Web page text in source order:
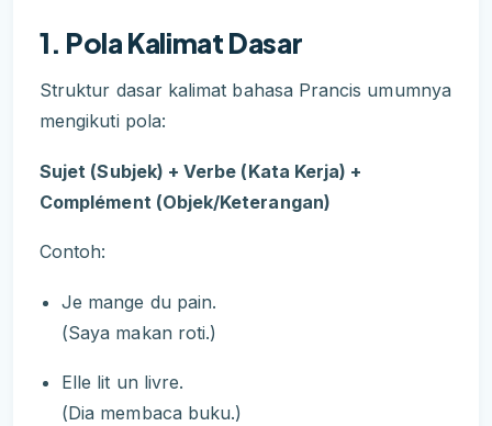
1. Pola Kalimat Dasar
Struktur dasar kalimat bahasa Prancis umumnya
mengikuti pola:
Sujet (Subjek) + Verbe (Kata Kerja) +
Complément (Objek/Keterangan)
Contoh:
Je mange du pain.
(Saya makan roti.)
Elle lit un livre.
(Dia membaca buku.)